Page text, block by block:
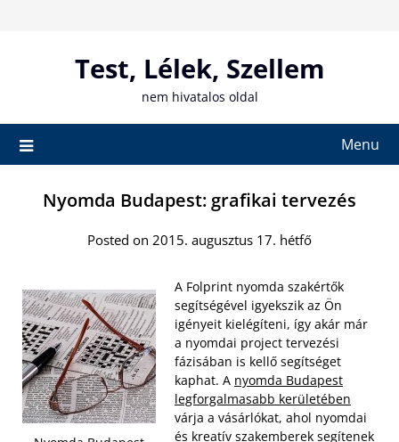
Test, Lélek, Szellem
nem hivatalos oldal
Menu
Nyomda Budapest: grafikai tervezés
Posted on 2015. augusztus 17. hétfő
A Folprint nyomda szakértők
segítségével igyekszik az Ön
igényeit kielégíteni, így akár már
a nyomdai project tervezési
fázisában is kellő segítséget
kaphat. A nyomda Budapest
legforgalmasabb kerületében
várja a vásárlókat, ahol nyomdai
és kreatív szakemberek segítenek